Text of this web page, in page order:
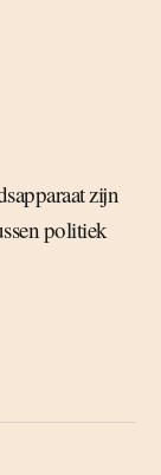
zijn
politiek